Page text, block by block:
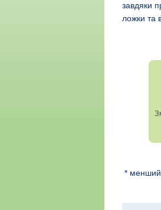
завдяки
ложки та
* менший